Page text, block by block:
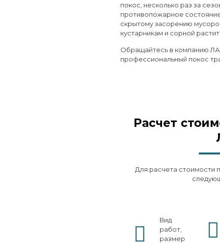
покос, несколько раз за
противопожарное
скрытому засорению
кустарникам и сорной
Обращайтесь в компанию
профессиональный покос
Расчет
Для расчета стоимости
Вид
работ,
размер